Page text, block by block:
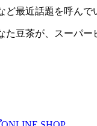
最近話題を呼んで
た豆茶が、スーパー